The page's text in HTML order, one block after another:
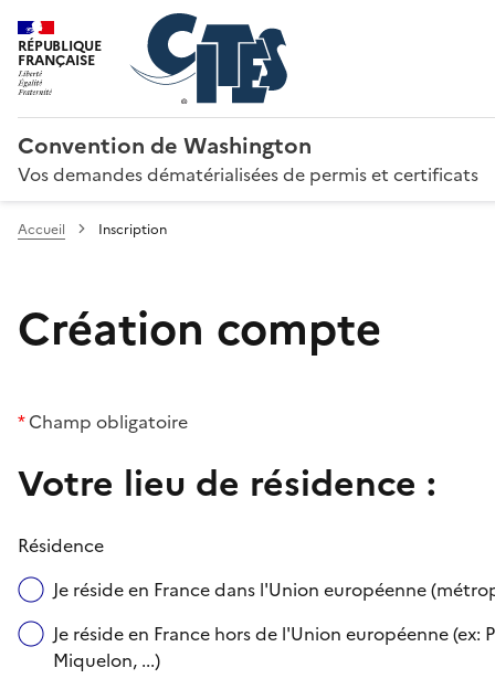
RÉPUBLIQUE
FRANÇAISE
Convention de Washington
Vos demandes dématérialisées de permis et certificats
Accueil Inscription
Création compte
*Champ obligatoire
Votre lieu de résidence :
Résidence
Je réside en France dans l'Union européenne
Je réside en France hors de l'Union européenne
Miquelon, ...)